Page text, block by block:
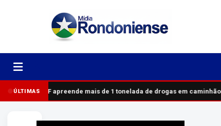
ÚLTIMASPRF apreende mais de 1 tonelada de drogas em caminhão